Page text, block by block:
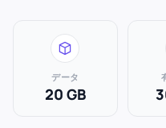
データ
20 GB